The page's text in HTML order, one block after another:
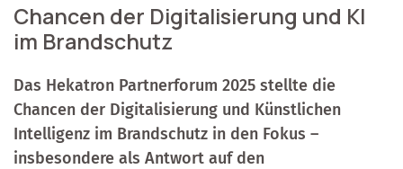
Chancen der Digitalisierung und KI
im Brandschutz
Das Hekatron Partnerforum 2025 stellte die
Chancen der Digitalisierung und Künstlichen
Intelligenz im Brandschutz in den Fokus –
insbesondere als Antwort auf den